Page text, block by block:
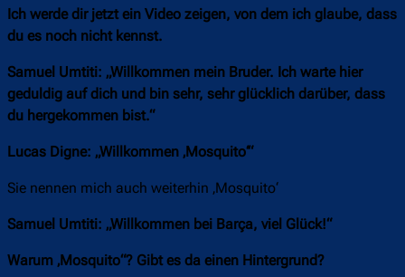
Ich werde dir jetzt ein Video zeigen, von dem ich glaube, dass
du es noch nicht kennst.
Samuel Umtiti: „Willkommen mein Bruder. Ich warte hier
geduldig auf dich und bin sehr, sehr glücklich darüber, dass
du hergekommen bist.“
Lucas Digne: „Willkommen ‚Mosquito‘“
Sie nennen mich auch weiterhin ‚Mosquito‘
Samuel Umtiti: „Willkommen bei Barça, viel Glück!“
Warum ‚Mosquito“? Gibt es da einen Hintergrund?